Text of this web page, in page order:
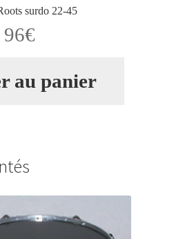
surdo 22-45
96€
au panier